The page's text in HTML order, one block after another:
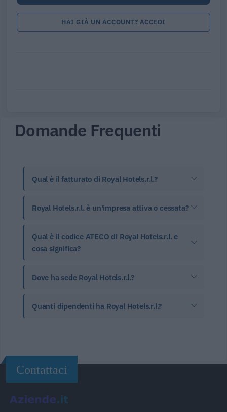
HAI GIÀ UN ACCOUNT? ACCEDI
Domande Frequenti
Qual è il fatturato di Royal Hotels.r.l.?
Royal Hotels.r.l. è un'impresa attiva o cessata?
Qual è il codice ATECO di Royal Hotels.r.l. e
cosa significa?
Dove ha sede Royal Hotels.r.l.?
Quanti dipendenti ha Royal Hotels.r.l.?
Contattaci